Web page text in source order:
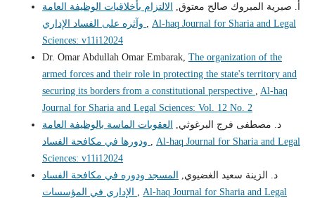
أ‌. صبرية المبروك صالح معتوق, الالتزام بأخلاقيات الوظيفة العامة
Al-haq Journal for Sharia and Legal
Sciences: v11i12024
Dr. Omar Abdullah Omar Embarak, The organization of the
armed forces and their role in protecting the state's territory and
securing its borders from a constitutional perspective
Al-haq
Journal for Sharia and Legal Sciences: Vol. 12 No. 2
د. مصطفى فرج البرغوثي, العقوبات الماسة بالوظيفة العامة
Al-haq Journal for Sharia and Legal
Sciences: v11i12024
د. الزينة سعيد الغضيوي, المسجد ودوره في مكافحة الفساد
Al-haq Journal for Sharia and Legal